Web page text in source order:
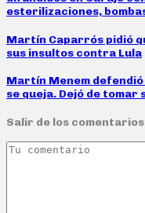
esterilizaciones,
Martín Caparrós pidió
sus insultos contra Lula
Martín Menem defendió
se queja. Dejó de tomar
Salir de los comentarios